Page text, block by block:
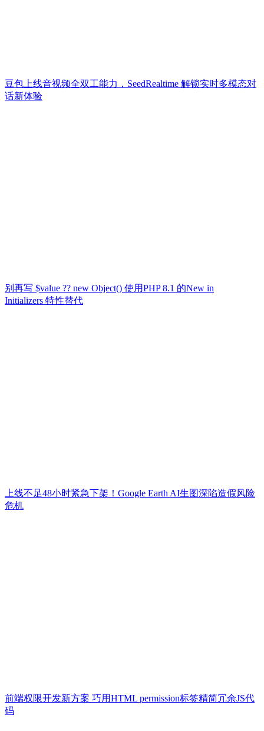
豆包上线音视频全双工能力，SeedRealtime 解锁实时多模态对
话新体验
别再写 $value ?? new Object() 使用PHP 8.1 的New in
Initializers 特性替代
上线不足48小时紧急下架！Google Earth AI生图深陷造假风险
危机
前端权限开发新方案 巧用HTML permission标签精简冗余JS代
码